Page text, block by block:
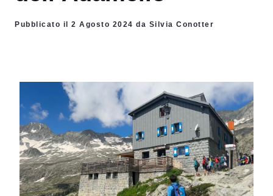
Pubblicato il 2 Agosto 2024 da Silvia Conotter